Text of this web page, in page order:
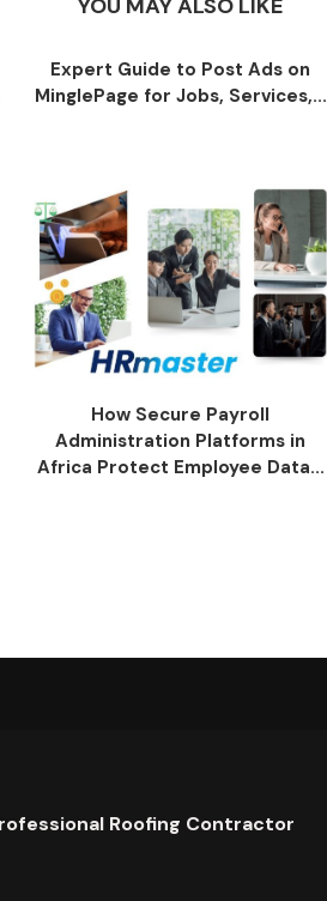
YOU MAY ALSO LIKE
Expert Guide to Post Ads on
MinglePage for Jobs, Services,...
How Secure Payroll
Administration Platforms in
Africa Protect Employee Data...
Roofing Contractor